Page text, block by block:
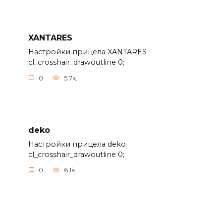
XANTARES
Настройки прицела XANTARES
cl_crosshair_drawoutline 0;
0 5.7k.
deko
Настройки прицела deko
cl_crosshair_drawoutline 0;
0 6.1k.